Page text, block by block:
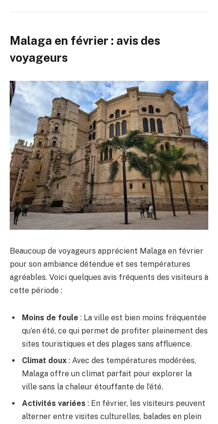
Malaga en février : avis des
voyageurs
Beaucoup de voyageurs apprécient Malaga en février
pour son ambiance détendue et ses températures
agréables. Voici quelques avis fréquents des visiteurs à
cette période :
Moins de foule : La ville est bien moins fréquentée
qu’en été, ce qui permet de profiter pleinement des
sites touristiques et des plages sans affluence.
Climat doux : Avec des températures modérées,
Malaga offre un climat parfait pour explorer la
ville sans la chaleur étouffante de l’été.
Activités variées : En février, les visiteurs peuvent
alterner entre visites culturelles, balades en plein